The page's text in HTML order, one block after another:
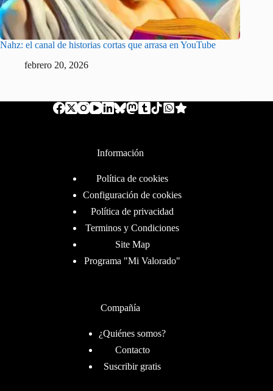
Nahz: el canal de historias cortas que arrasa en YouTube
febrero 20, 2026
Información
Política de cookies
Configuración de cookies
Política de privacidad
Terminos y Condiciones
Site Map
Programa "Mi Valorado"
Compañía
¿Quiénes somos?
Contacto
Suscribir gratis